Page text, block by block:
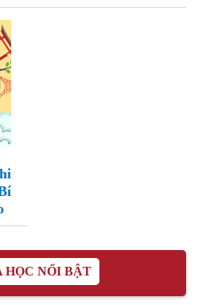
HỌC NỔI BẬT